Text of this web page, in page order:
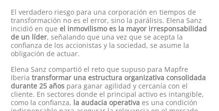
El verdadero riesgo para una corporación en tiempos de
transformación no es el error, sino la parálisis. Elena Sanz
incidió en queel inmovilismo es la mayor irresponsabilidad
de un líder, señalando que una vez que se acepta la
confianza de los accionistas y la sociedad, se asume la
obligación de actuar.
Elena Sanz compartió el reto que supuso para Mapfre
Iberiatransformar una estructura organizativa consolidada
durante 25 años para ganar agilidad y cercanía con el
cliente. En sectores donde el principal activo es intangible,
como la confianza, la audacia operativa es una condición